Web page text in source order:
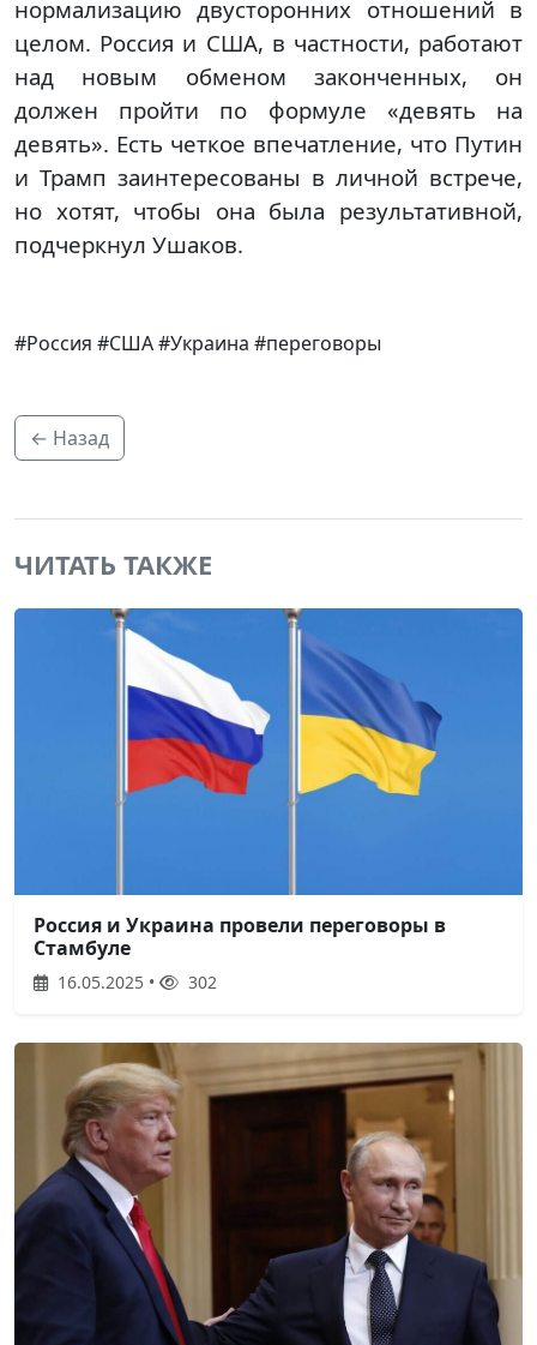
нормализацию двусторонних отношений в
целом. Россия и США, в частности, работают
над новым обменом законченных, он
должен пройти по формуле «девять на
девять». Есть четкое впечатление, что Путин
и Трамп заинтересованы в личной встрече,
но хотят, чтобы она была результативной,
подчеркнул Ушаков.
#Россия #США #Украина #переговоры
← Назад
ЧИТАТЬ ТАКЖЕ
Россия и Украина провели переговоры в
Стамбуле
16.05.2025 • 302